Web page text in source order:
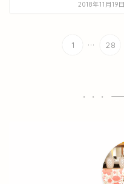
2018年11月19日
1 ... 28